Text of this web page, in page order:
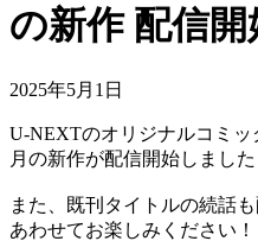
の新作 配信開
2025年5月1日
U-NEXTのオリジナルコミ
月の新作が配信開始しました
また、既刊タイトルの続話
あわせてお楽しみください！